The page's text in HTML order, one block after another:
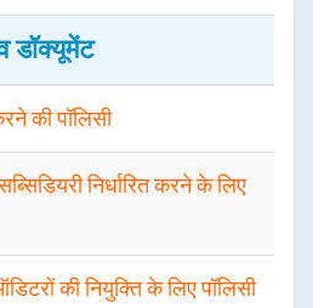
डॉक्यूमेंट
की पॉलिसी
निर्धारित करने के लिए
की नियुक्ति के लिए पॉलिसी